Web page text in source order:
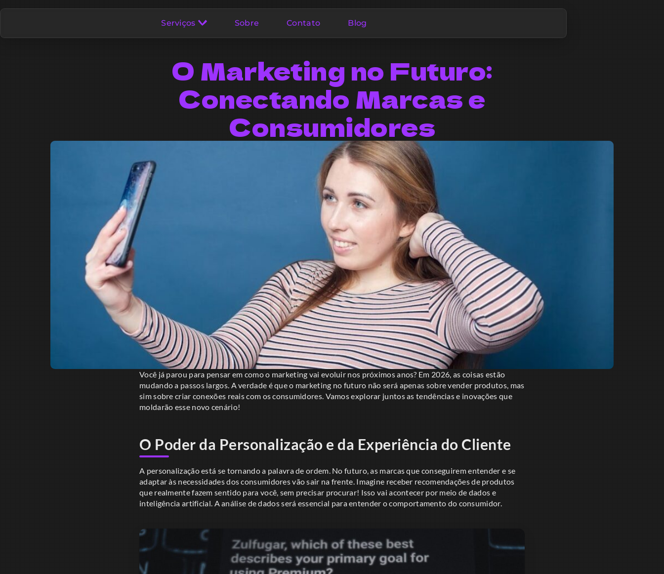
Serviços Sobre Contato Blog
O Marketing no Futuro:
Conectando Marcas e
Consumidores
Você já parou para pensar em como o marketing vai evoluir nos próximos anos? Em 2026, as coisas estão
mudando a passos largos. A verdade é que o marketing no futuro não será apenas sobre vender produtos, mas
sim sobre criar conexões reais com os consumidores. Vamos explorar juntos as tendências e inovações que
moldarão esse novo cenário!
O Poder da Personalização e da Experiência do Cliente
A personalização está se tornando a palavra de ordem. No futuro, as marcas que conseguirem entender e se
adaptar às necessidades dos consumidores vão sair na frente. Imagine receber recomendações de produtos
que realmente fazem sentido para você, sem precisar procurar! Isso vai acontecer por meio de dados e
inteligência artificial. A análise de dados será essencial para entender o comportamento do consumidor.